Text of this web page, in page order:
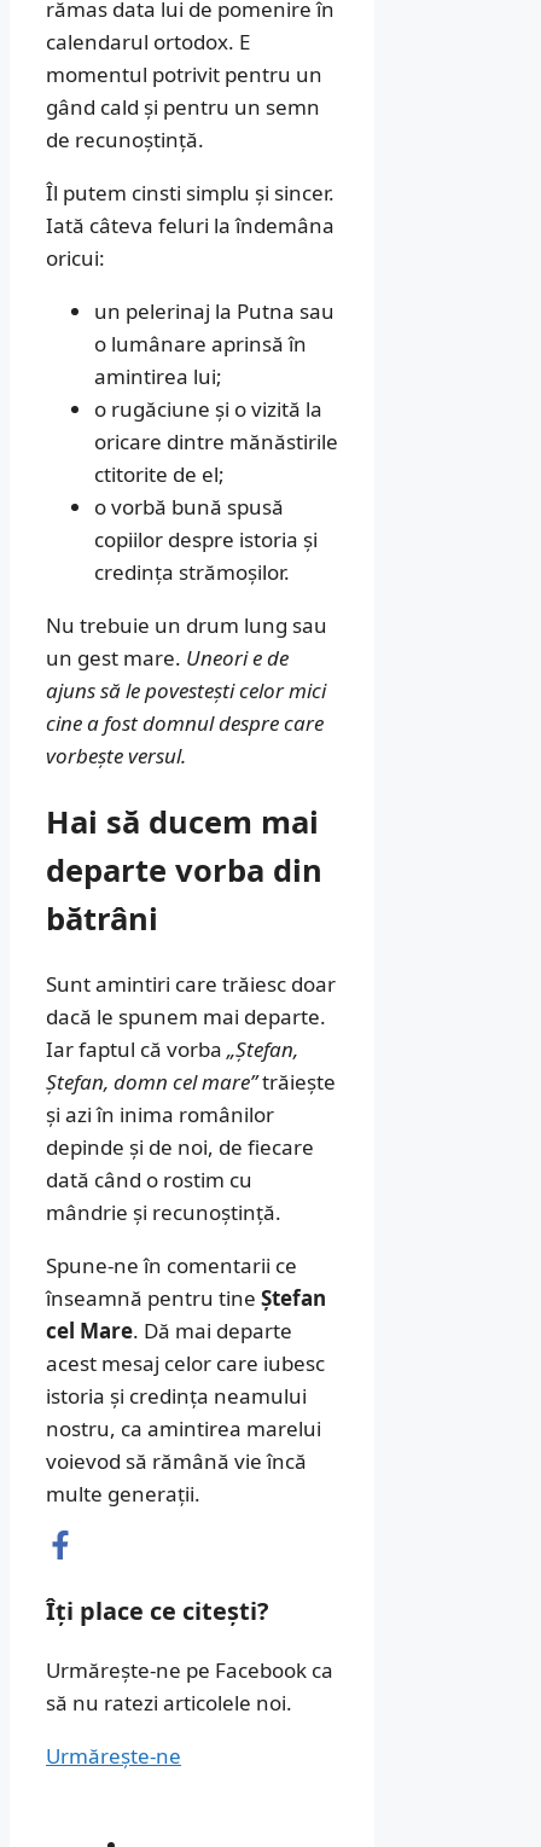
rămas data lui de pomenire în
calendarul ortodox. E
momentul potrivit pentru un
gând cald și pentru un semn
de recunoștință.
Îl putem cinsti simplu și sincer.
Iată câteva feluri la îndemâna
oricui:
un pelerinaj la Putna sau
o lumânare aprinsă în
amintirea lui;
o rugăciune și o vizită la
oricare dintre mănăstirile
ctitorite de el;
o vorbă bună spusă
copiilor despre istoria și
credința strămoșilor.
Nu trebuie un drum lung sau
un gest mare. Uneori e de
ajuns să le povestești celor mici
cine a fost domnul despre care
vorbește versul.
Hai să ducem mai
departe vorba din
bătrâni
Sunt amintiri care trăiesc doar
dacă le spunem mai departe.
Iar faptul că vorba „Ștefan,
Ștefan, domn cel mare”trăiește
și azi în inima românilor
depinde și de noi, de fiecare
dată când o rostim cu
mândrie și recunoștință.
Spune-ne în comentarii ce
înseamnă pentru tine Ștefan
cel Mare. Dă mai departe
acest mesaj celor care iubesc
istoria și credința neamului
nostru, ca amintirea marelui
voievod să rămână vie încă
multe generații.
Îți place ce citești?
Urmărește-ne pe Facebook ca
să nu ratezi articolele noi.
Urmărește-ne